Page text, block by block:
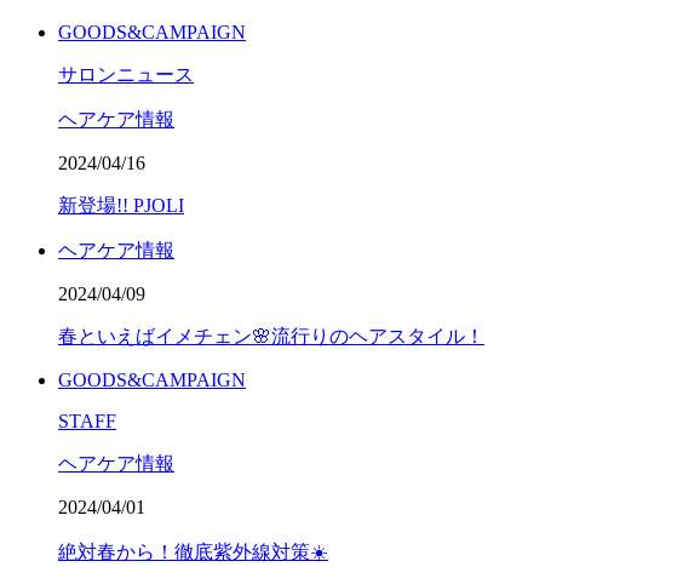
GOODS&CAMPAIGN
サロンニュース
ヘアケア情報
2024/04/16
新登場!! PJOLI
ヘアケア情報
2024/04/09
春といえばイメチェン🌸流行りのヘアスタイル！
GOODS&CAMPAIGN
STAFF
ヘアケア情報
2024/04/01
絶対春から！徹底紫外線対策☀️